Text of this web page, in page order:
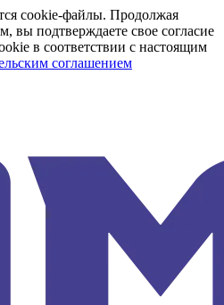
cookie-файлы. Продолжая
вы подтверждаете свое согласие
в соответствии с настоящим
соглашением